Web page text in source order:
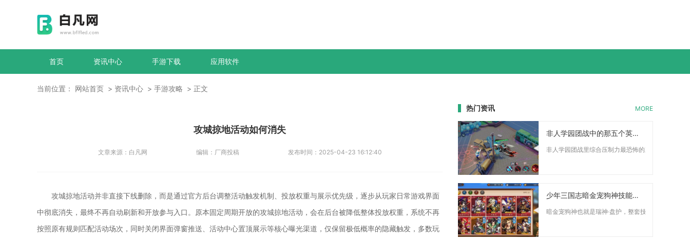
首页 资讯中心 手游下载 应用软件
当前位置： 网站首页 资讯中心 手游攻略 正文
攻城掠地活动如何消失
文章来源： 白凡网 编辑： 厂商投稿 发布时间： 2025-04-23 16:12:40
攻城掠地活动并非直接下线删除，而是通过官方后台调整活动触发机制、投放权重与展示优先级，逐步从玩家日常游戏界面
中彻底消失，最终不再自动刷新和开放参与入口。原本固定周期开放的攻城掠地活动，会在后台被降低整体投放权重，系统不再
按照原有规则匹配活动场次，同时关闭界面弹窗推送、活动中心置顶展示等核心曝光渠道，仅保留极低概率的隐藏触发，多数玩
热门资讯 MORE
非人学园团战中的那五个英雄最恐怖
非人学园团战里综合压制力最恐怖的五个英雄分别是
少年三国志暗金宠狗神技能有什么特殊效果
暗金宠狗神也就是瑞神·盘护，整套技能的核心特殊